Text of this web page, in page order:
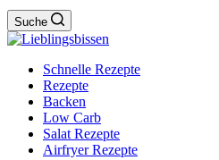
Suche
Schnelle Rezepte
Rezepte
Backen
Low Carb
Salat Rezepte
Airfryer Rezepte